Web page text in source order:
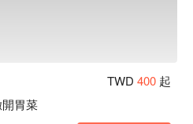
TWD 400 起
胃菜